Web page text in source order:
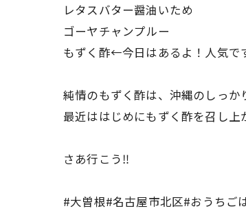
レタスバター醤油いため
ゴーヤチャンプルー
もずく酢←今日はあるよ！人気で
純情のもずく酢は、沖縄のしっか
最近ははじめにもずく酢を召し上
さあ行こう‼️
#大曽根#名古屋市北区#おうちご